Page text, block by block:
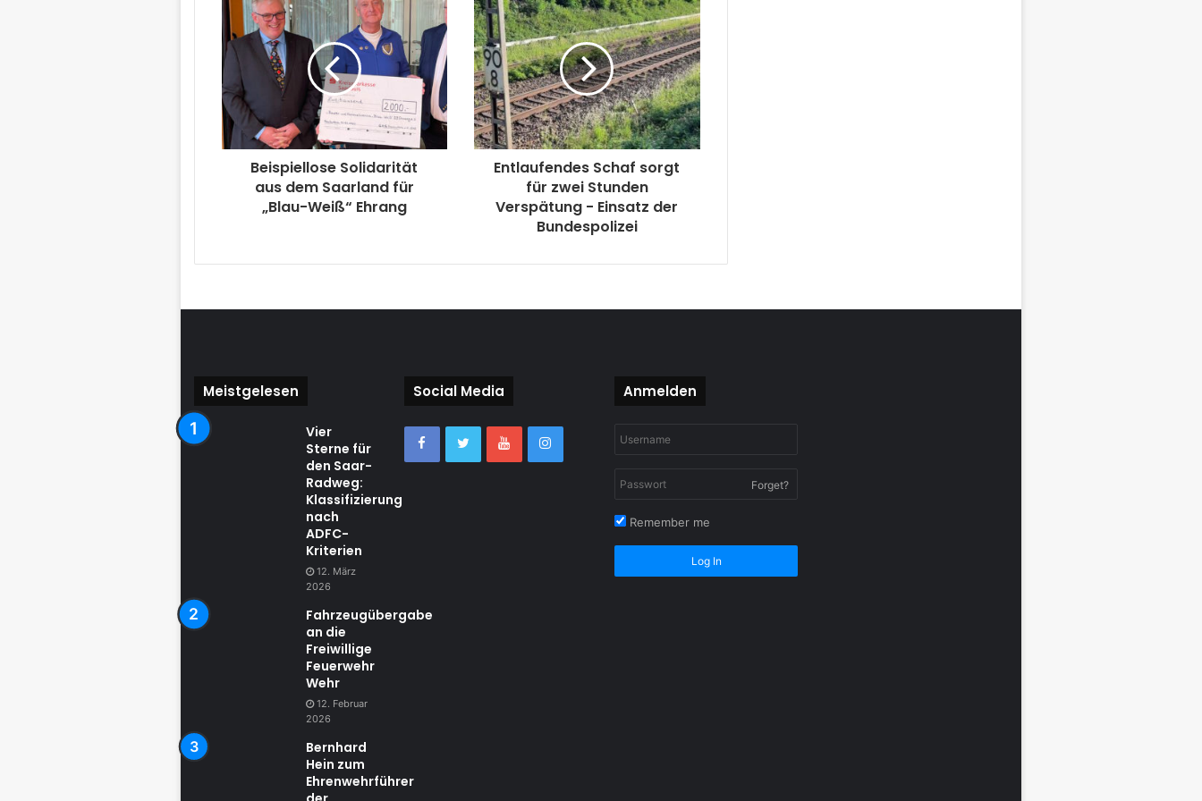
Beispiellose Solidarität
aus dem Saarland für
„Blau-Weiß“ Ehrang
Entlaufendes Schaf sorgt
für zwei Stunden
Verspätung - Einsatz der
Bundespolizei
Meistgelesen
Vier
Sterne für
den Saar-
Radweg:
Klassifizierung
nach
ADFC-
Kriterien
12. März
2026
Fahrzeugübergabe
an die
Freiwillige
Feuerwehr
Wehr
12. Februar
2026
Bernhard
Hein zum
Ehrenwehrführer
Social Media Anmelden
Forget?
Remember me
Log In